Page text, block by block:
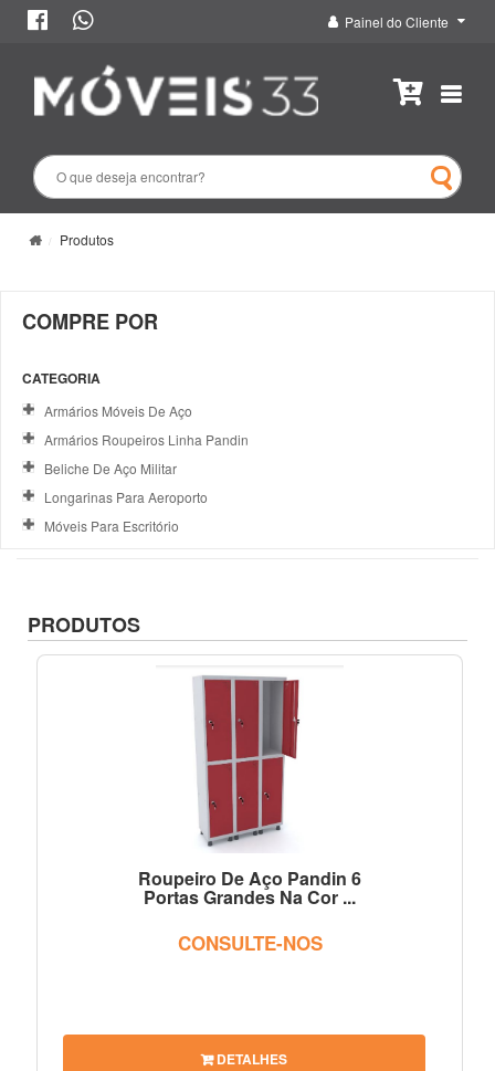
Painel do Cliente
Produtos
COMPRE POR
CATEGORIA
Armários Móveis De Aço
Armários Roupeiros Linha Pandin
Beliche De Aço Militar
Longarinas Para Aeroporto
Móveis Para Escritório
PRODUTOS
Roupeiro De Aço Pandin 6
Portas Grandes Na Cor ...
CONSULTE-NOS
DETALHES